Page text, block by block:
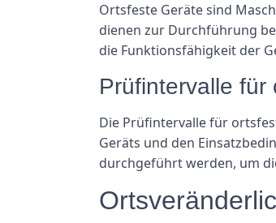
Ortsfeste Geräte sind
dienen zur Durchführung
die Funktionsfähigkeit der
Prüfintervalle für
Die Prüfintervalle für
Geräts und den
durchgeführt werden, um